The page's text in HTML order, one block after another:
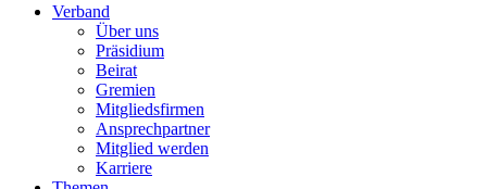
Verband
Über uns
Präsidium
Beirat
Gremien
Mitgliedsfirmen
Ansprechpartner
Mitglied werden
Karriere